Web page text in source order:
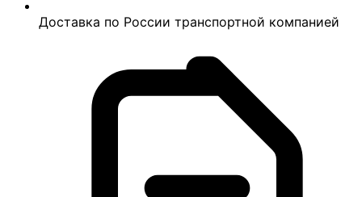
Доставка по России транспортной компанией